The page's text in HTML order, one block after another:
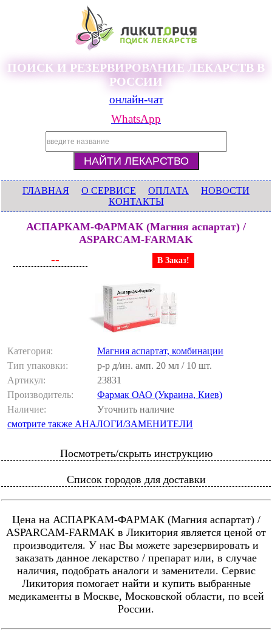
ПОИСК И РЕЗЕРВИРОВАНИЕ ЛЕКАРСТВ В
РОССИИ
онлайн-чат
WhatsApp
ГЛАВНАЯ О СЕРВИСЕ ОПЛАТА
НОВОСТИ
КОНТАКТЫ
АСПАРКАМ-ФАРМАК (Магния аспартат) /
ASPARCAM-FARMAK
-- В Заказ!
Категория:
Магния аспартат, комбинации
Тип упаковки:
р-р д/ин. амп. 20 мл / 10 шт.
Артикул:
23831
Производитель:
Фармак ОАО (Украина, Киев)
Наличие:
Уточнить наличие
смотрите также АНАЛОГИ/ЗАМЕНИТЕЛИ
Посмотреть/скрыть инструкцию
Список городов для доставки
Цена на АСПАРКАМ-ФАРМАК (Магния аспартат) /
ASPARCAM-FARMAK в Ликитория является ценой от
производителя. У нас Вы можете зарезервировать и
заказать данное лекарство / препарат или, в случае
наличия, подобрать аналоги и заменители. Сервис
Ликитория помогает найти и купить выбранные
медикаменты в Москве, Московской области, по всей
России.